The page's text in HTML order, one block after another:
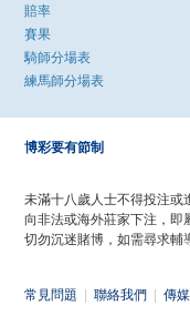
賠率
賽果
騎師分場表
練馬師分場表
博彩要有節制
未滿十八歲人士不得投注或
向非法或海外莊家下注，即
切勿沉迷賭博，如需尋求輔
常見問題 聯絡我們 傳